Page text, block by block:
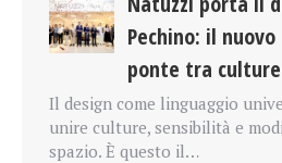
Pechino: il
ponte tra culture
Il design come linguaggio
unire culture, sensibilità e
spazio. È questo il…